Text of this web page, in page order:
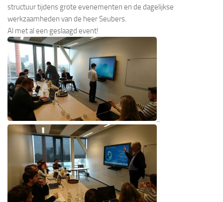
structuur tijdens grote evenementen en de dagelijkse
werkzaamheden van de heer Seubers.
Al met al een geslaagd event!